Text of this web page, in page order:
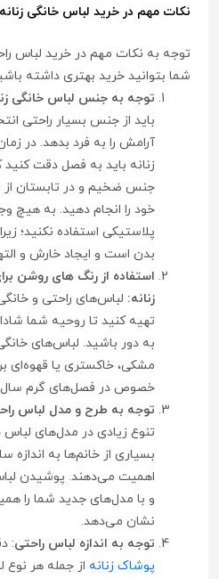
نکات مهم در خرید لباس خانگی زنانه
توجه به نکات مهم در خرید لباس
شما بتوانید خرید بهتری داشته
توجه به جنس لباس خانگی
باید از جنس بسیار راحتی
آرامش را به فرد بدهد. در
زنانه باید به فصل دقت کنید
جنس ضخیم و در تابستان
خود را انجام دهید. به هیچ
پلاستیکی استفاده نکنید؛
بدن است و ایجاد خارش و
استفاده از رنگ های روشن
زنانه: لباس‌های راحتی و
تهیه کنید تا روحیه شما
به دور باشید. لباس‌های
مشکی، خاکستری یا قهوه‌ای
خصوص در فصل‌های گرم سال
توجه به طرح و مدل لباس
تنوع زیادی در مدل‌های
بسیاری از خانم‌ها به اندازه
اهمیت می‌دهند. پوشیدن
و با مدل‌های جدید شما را
نشان می‌دهد.
توجه به اندازه لباس راحتی:
پوشاک زنانه از جمله هر نوع